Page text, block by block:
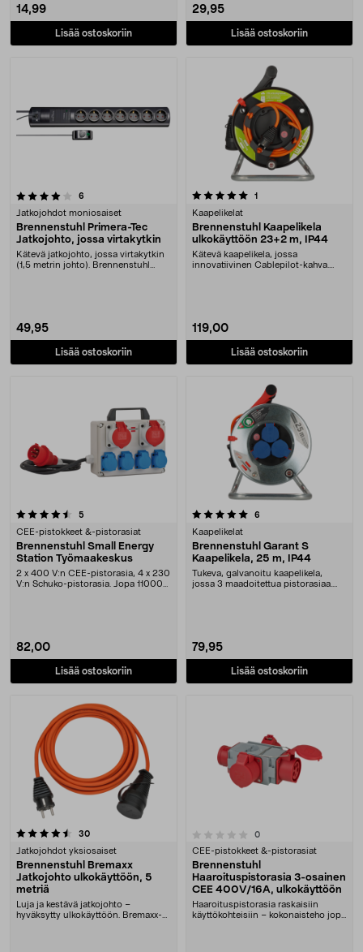
14,99
Lisää ostoskoriin
29,95
Lisää ostoskoriin
6
Jatkojohdot moniosaiset
Brennenstuhl Primera-Tec
Jatkojohto, jossa virtakytkin
Kätevä jatkojohto, jossa virtakytkin
(1,5 metrin johto). Brennenstuhl
49,95
Lisää ostoskoriin
5.0 viidestä tähdestä 1
Kaapelikelat
Brennenstuhl Kaapelikela
ulkokäyttöön 23+2 m, IP44
Kätevä kaapelikela, jossa
innovatiivinen Cablepilot-kahva.
119,00
Lisää ostoskoriin
5
CEE-pistokkeet &-pistorasiat
Brennenstuhl Small Energy
Station Työmaakeskus
2 x 400 V:n CEE-pistorasia, 4 x 230
V:n Schuko-pistorasia. Jopa 11000
82,00
Lisää ostoskoriin
5.0 viidestä tähdestä 6
Kaapelikelat
Brennenstuhl Garant S
Kaapelikela, 25 m, IP44
Tukeva, galvanoitu kaapelikela,
jossa 3 maadoitettua pistorasiaa.
79,95
Lisää ostoskoriin
30arvostelut
Jatkojohdot yksiosaiset
Brennenstuhl Bremaxx
Jatkojohto ulkokäyttöön, 5
metriä
Luja ja kestävä jatkojohto –
hyväksytty ulkokäyttöön. Bremaxx-
0.0 viidestä tähdestä 0arvostelut
CEE-pistokkeet &-pistorasiat
Brennenstuhl
Haaroituspistorasia 3-osainen
CEE 400V/16A, ulkokäyttöön
Haaroituspistorasia raskaisiin
käyttökohteisiin – kokonaisteho jopa